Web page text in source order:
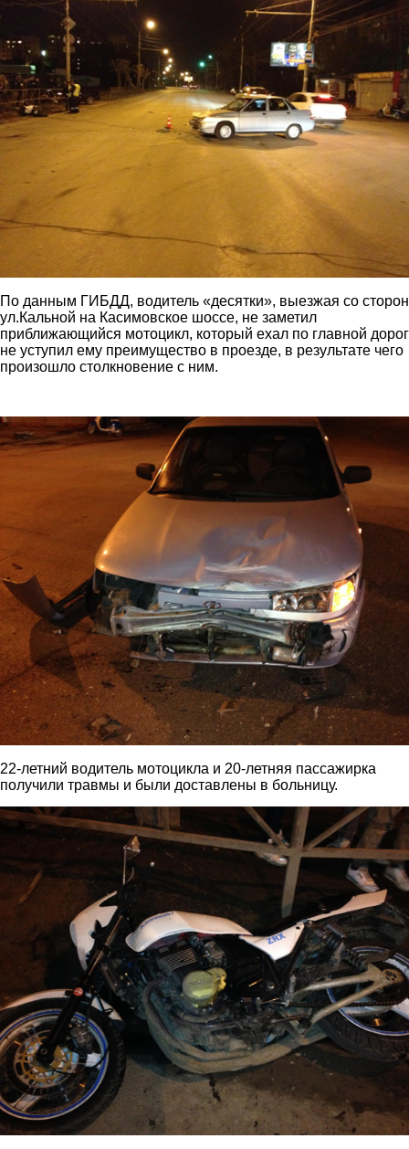
По данным ГИБДД, водитель «десятки», выезжая со
ул.Кальной на Касимовское шоссе, не заметил
приближающийся мотоцикл, который ехал по главной
не уступил ему преимущество в проезде, в результате чего
произошло столкновение с ним.
3.jpg
22-летний водитель мотоцикла и 20-летняя пассажирка
получили травмы и были доставлены в больницу.
2.jpg